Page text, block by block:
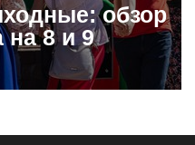
обзор
8 и 9